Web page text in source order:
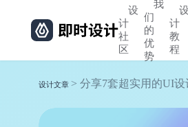
设
计
社
区
我
们
的
优
势
设
计
教
程
设计文章 > 分享7套超实用的UI设